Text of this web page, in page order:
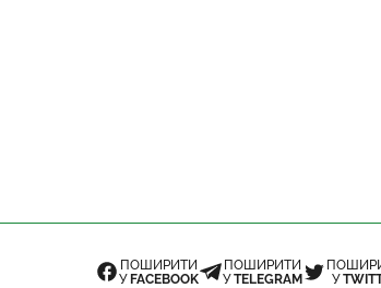
ПОШИРИТИ
У FACEBOOK
ПОШИРИТИ
УTELEGRAM
У